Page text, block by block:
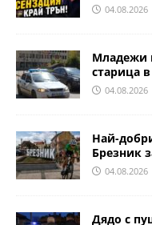
04.08.2026
Младежи
старица
04.08.2026
Най-
Брезник
04.08.2026
Дядо с